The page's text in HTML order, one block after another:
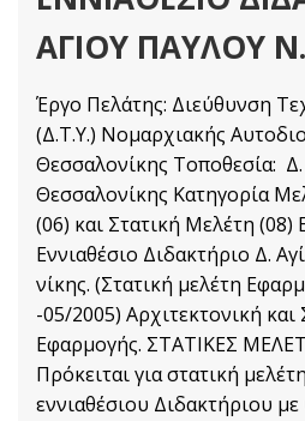
ΑΓΙΟΥ ΠΑΥΛΟΥ
Έργο Πελάτης: Διεύθυνση
(Δ.Τ.Υ.) Νομαρχιακής
Θεσσαλονίκης Τοποθεσία:
Θεσσαλονίκης Κατηγορία
(06) και Στατική Μελέτη (08)
Εννιαθέσιο Διδακτήριο Δ.
νίκης. (Στατική μελέτη
-05/2005) Αρχιτεκτονική
Εφαρμογής. ΣΤΑΤΙΚΕΣ
Πρόκειται για στατική
εννιαθέσιου Διδακτήριου